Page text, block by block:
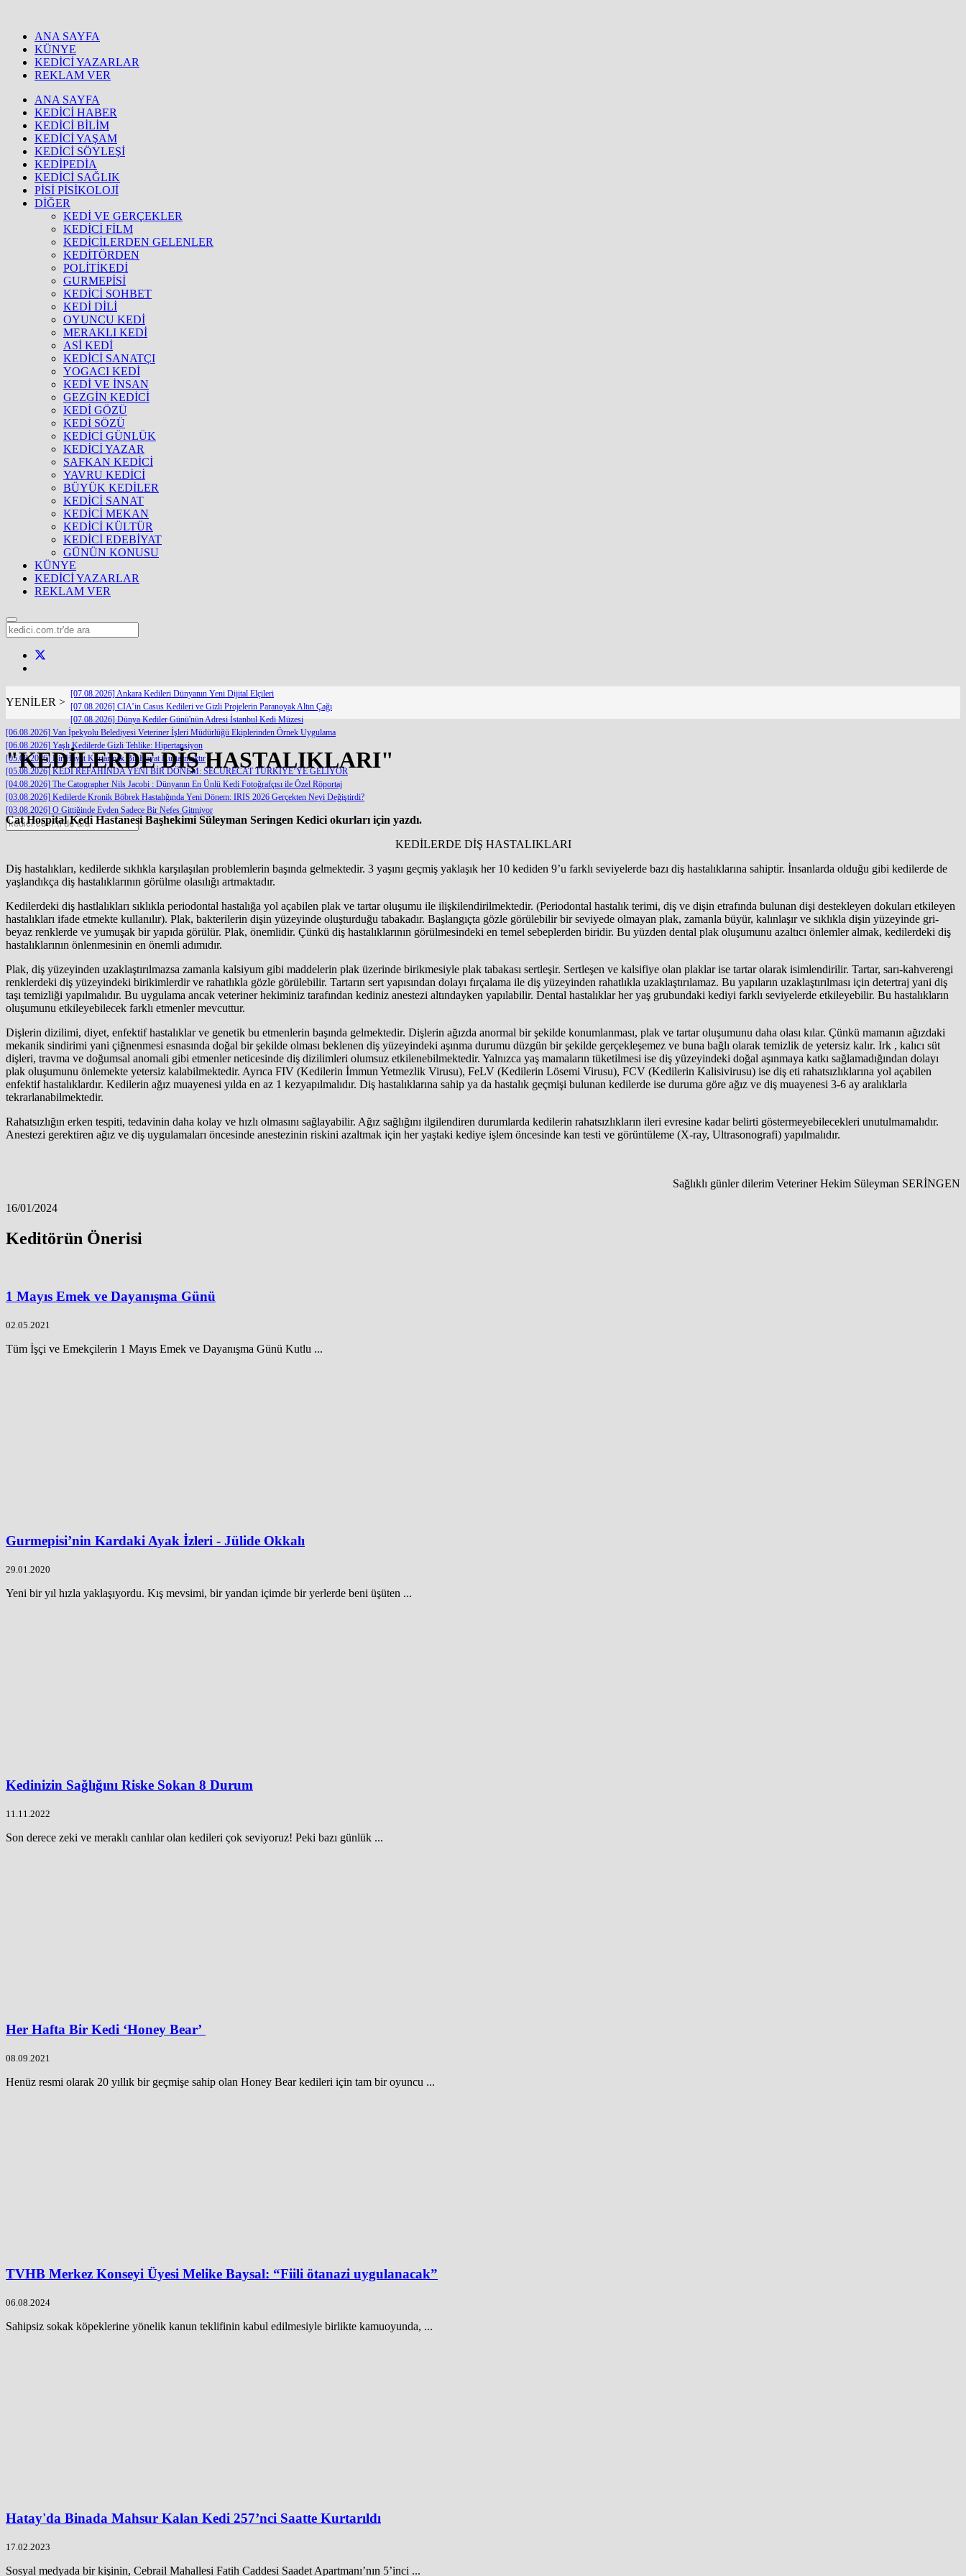
ANA SAYFA
KÜNYE
KEDİCİ YAZARLAR
REKLAM VER
ANA SAYFA
KEDİCİ HABER
KEDİCİ BİLİM
KEDİCİ YAŞAM
KEDİCİ SÖYLEŞİ
KEDİPEDİA
KEDİCİ SAĞLIK
PİSİ PİSİKOLOJİ
DİĞER
KEDİ VE GERÇEKLER
KEDİCİ FİLM
KEDİCİLERDEN GELENLER
KEDİTÖRDEN
POLİTİKEDİ
GURMEPİSİ
KEDİCİ SOHBET
KEDİ DİLİ
OYUNCU KEDİ
MERAKLI KEDİ
ASİ KEDİ
KEDİCİ SANATÇI
YOGACI KEDİ
KEDİ VE İNSAN
GEZGİN KEDİCİ
KEDİ GÖZÜ
KEDİ SÖZÜ
KEDİCİ GÜNLÜK
KEDİCİ YAZAR
SAFKAN KEDİCİ
YAVRU KEDİCİ
BÜYÜK KEDİLER
KEDİCİ SANAT
KEDİCİ MEKAN
KEDİCİ KÜLTÜR
KEDİCİ EDEBİYAT
GÜNÜN KONUSU
KÜNYE
KEDİCİ YAZARLAR
REKLAM VER
YENİLER >
[07.08.2026] Ankara Kedileri Dünyanın Yeni Dijital Elçileri
[07.08.2026] CIA’in Casus Kedileri ve Gizli Projelerin Paranoyak Altın Çağı
[07.08.2026] Dünya Kediler Günü'nün Adresi İstanbul Kedi Müzesi
[06.08.2026] Van İpekyolu Belediyesi Veteriner İşleri Müdürlüğü Ekiplerinden Örnek Uygulama
[06.08.2026] Yaşlı Kedilerde Gizli Tehlike: Hipertansiyon
[05.08.2026] Bir Hayat Kurtarmak Bir Hayat Kurtarmaktır
[05.08.2026] KEDİ REFAHINDA YENİ BİR DÖNEM: SECURECAT TÜRKİYE’YE GELİYOR
[04.08.2026] The Catographer Nils Jacobi : Dünyanın En Ünlü Kedi Fotoğrafçısı ile Özel Röportaj
[03.08.2026] Kedilerde Kronik Böbrek Hastalığında Yeni Dönem: IRIS 2026 Gerçekten Neyi Değiştirdi?
[03.08.2026] O Gittiğinde Evden Sadece Bir Nefes Gitmiyor
"KEDİLERDE DİŞ HASTALIKLARI"
Cat Hospital Kedi Hastanesi Başhekimi Süleyman Seringen Kedici okurları için yazdı.
KEDİLERDE DİŞ HASTALIKLARI
Diş hastalıkları, kedilerde sıklıkla karşılaşılan problemlerin başında gelmektedir. 3 yaşını geçmiş yaklaşık her 10 kediden 9’u farklı seviyelerde bazı diş hastalıklarına sahiptir. İnsanlarda olduğu gibi kedilerde de
yaşlandıkça diş hastalıklarının görülme olasılığı artmaktadır.
Kedilerdeki diş hastlalıkları sıklıkla periodontal hastalığa yol açabilen plak ve tartar oluşumu ile ilişkilendirilmektedir. (Periodontal hastalık terimi, diş ve dişin etrafında bulunan dişi destekleyen dokuları etkileyen
hastalıkları ifade etmekte kullanılır). Plak, bakterilerin dişin yüzeyinde oluşturduğu tabakadır. Başlangıçta gözle görülebilir bir seviyede olmayan plak, zamanla büyür, kalınlaşır ve sıklıkla dişin yüzeyinde gri-
beyaz renklerde ve yumuşak bir yapıda görülür. Plak, önemlidir. Çünkü diş hastalıklarının görülmesindeki en temel sebeplerden biridir. Bu yüzden dental plak oluşumunu azaltıcı önlemler almak, kedilerdeki diş
hastalıklarının önlenmesinin en önemli adımıdır.
Plak, diş yüzeyinden uzaklaştırılmazsa zamanla kalsiyum gibi maddelerin plak üzerinde birikmesiyle plak tabakası sertleşir. Sertleşen ve kalsifiye olan plaklar ise tartar olarak isimlendirilir. Tartar, sarı-kahverengi
renklerdeki diş yüzeyindeki birikimlerdir ve rahatlıkla gözle görülebilir. Tartarın sert yapısından dolayı fırçalama ile diş yüzeyinden rahatlıkla uzaklaştırılamaz. Bu yapıların uzaklaştırılması için detertraj yani diş
taşı temizliği yapılmalıdır. Bu uygulama ancak veteriner hekiminiz tarafından kediniz anestezi altındayken yapılabilir. Dental hastalıklar her yaş grubundaki kediyi farklı seviyelerde etkileyebilir. Bu hastalıkların
oluşumunu etkileyebilecek farklı etmenler mevcuttur.
Dişlerin dizilimi, diyet, enfektif hastalıklar ve genetik bu etmenlerin başında gelmektedir. Dişlerin ağızda anormal bir şekilde konumlanması, plak ve tartar oluşumunu daha olası kılar. Çünkü mamanın ağızdaki
mekanik sindirimi yani çiğnenmesi esnasında doğal bir şekilde olması beklenen diş yüzeyindeki aşınma durumu düzgün bir şekilde gerçekleşemez ve buna bağlı olarak temizlik de yetersiz kalır. Irk , kalıcı süt
dişleri, travma ve doğumsal anomali gibi etmenler neticesinde diş dizilimleri olumsuz etkilenebilmektedir. Yalnızca yaş mamaların tüketilmesi ise diş yüzeyindeki doğal aşınmaya katkı sağlamadığından dolayı
plak oluşumunu önlemekte yetersiz kalabilmektedir. Ayrıca FIV (Kedilerin İmmun Yetmezlik Virusu), FeLV (Kedilerin Lösemi Virusu), FCV (Kedilerin Kalisivirusu) ise diş eti rahatsızlıklarına yol açabilen
enfektif hastalıklardır. Kedilerin ağız muayenesi yılda en az 1 kezyapılmalıdır. Diş hastalıklarına sahip ya da hastalık geçmişi bulunan kedilerde ise duruma göre ağız ve diş muayenesi 3-6 ay aralıklarla
tekrarlanabilmektedir.
Rahatsızlığın erken tespiti, tedavinin daha kolay ve hızlı olmasını sağlayabilir. Ağız sağlığını ilgilendiren durumlarda kedilerin rahatsızlıkların ileri evresine kadar belirti göstermeyebilecekleri unutulmamalıdır.
Anestezi gerektiren ağız ve diş uygulamaları öncesinde anestezinin riskini azaltmak için her yaştaki kediye işlem öncesinde kan testi ve görüntüleme (X-ray, Ultrasonografi) yapılmalıdır.
Sağlıklı günler dilerim Veteriner Hekim Süleyman SERİNGEN
16/01/2024
Keditörün Önerisi
1 Mayıs Emek ve Dayanışma Günü
02.05.2021
Tüm İşçi ve Emekçilerin 1 Mayıs Emek ve Dayanışma Günü Kutlu ...
Gurmepisi’nin Kardaki Ayak İzleri - Jülide Okkalı
29.01.2020
Yeni bir yıl hızla yaklaşıyordu. Kış mevsimi, bir yandan içimde bir yerlerde beni üşüten ...
Kedinizin Sağlığını Riske Sokan 8 Durum
11.11.2022
Son derece zeki ve meraklı canlılar olan kedileri çok seviyoruz! Peki bazı günlük ...
Her Hafta Bir Kedi ‘Honey Bear’
08.09.2021
Henüz resmi olarak 20 yıllık bir geçmişe sahip olan Honey Bear kedileri için tam bir oyuncu ...
TVHB Merkez Konseyi Üyesi Melike Baysal: “Fiili ötanazi uygulanacak”
06.08.2024
Sahipsiz sokak köpeklerine yönelik kanun teklifinin kabul edilmesiyle birlikte kamuoyunda, ...
Hatay'da Binada Mahsur Kalan Kedi 257’nci Saatte Kurtarıldı
17.02.2023
Sosyal medyada bir kişinin, Cebrail Mahallesi Fatih Caddesi Saadet Apartmanı’nın 5’inci ...